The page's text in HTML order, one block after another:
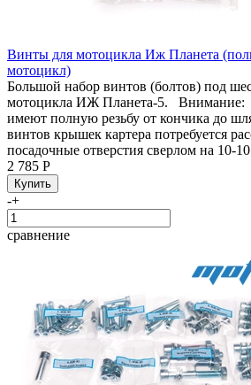
Винты для мотоцикла Иж Планета
мотоцикл)
Большой набор винтов (болтов) под
мотоцикла ИЖ Планета-5. Внимание:
имеют полную резьбу от кончика до
винтов крышек картера потребуется
посадочные отверстия сверлом на 10-
2 785 Р
-+
сравнение